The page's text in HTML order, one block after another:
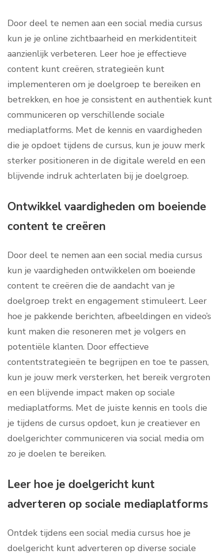
Door deel te nemen aan een social media cursus
kun je je online zichtbaarheid en merkidentiteit
aanzienlijk verbeteren. Leer hoe je effectieve
content kunt creëren, strategieën kunt
implementeren om je doelgroep te bereiken en
betrekken, en hoe je consistent en authentiek kunt
communiceren op verschillende sociale
mediaplatforms. Met de kennis en vaardigheden
die je opdoet tijdens de cursus, kun je jouw merk
sterker positioneren in de digitale wereld en een
blijvende indruk achterlaten bij je doelgroep.
Ontwikkel vaardigheden om boeiende
content te creëren
Door deel te nemen aan een social media cursus
kun je vaardigheden ontwikkelen om boeiende
content te creëren die de aandacht van je
doelgroep trekt en engagement stimuleert. Leer
hoe je pakkende berichten, afbeeldingen en video’s
kunt maken die resoneren met je volgers en
potentiële klanten. Door effectieve
contentstrategieën te begrijpen en toe te passen,
kun je jouw merk versterken, het bereik vergroten
en een blijvende impact maken op sociale
mediaplatforms. Met de juiste kennis en tools die
je tijdens de cursus opdoet, kun je creatiever en
doelgerichter communiceren via social media om
zo je doelen te bereiken.
Leer hoe je doelgericht kunt
adverteren op sociale mediaplatforms
Ontdek tijdens een social media cursus hoe je
doelgericht kunt adverteren op diverse sociale